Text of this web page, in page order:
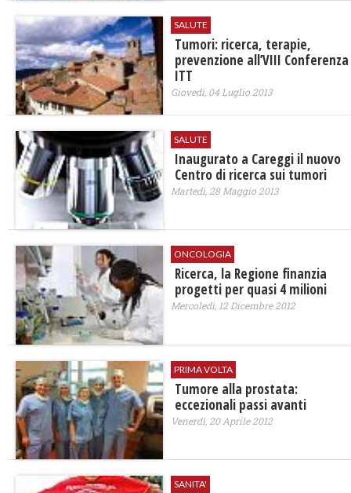
SALUTE
Tumori: ricerca, terapie,
prevenzione all’VIII Conferenza
ITT
Giovedì, 04 Luglio 2013
SALUTE
Inaugurato a Careggi il nuovo
Centro di ricerca sui tumori
Martedì, 28 Maggio 2013
ONCOLOGIA
Ricerca, la Regione finanzia
progetti per quasi 4 milioni
Mercoledì, 12 Dicembre 2012
PRIMA VOLTA
Tumore alla prostata:
eccezionali passi avanti
Venerdì, 20 Aprile 2012
SANITA'